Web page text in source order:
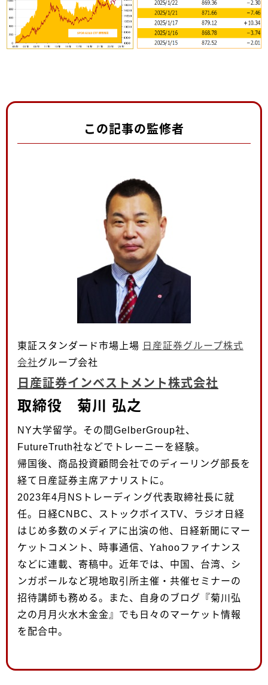
この記事の監修者
東証スタンダード市場上場 日産証券グループ株式
会社グループ会社
日産証券インベストメント株式会社
取締役 菊川 弘之
NY大学留学。その間GelberGroup社、
FutureTruth社などでトレーニーを経験。
帰国後、商品投資顧問会社でのディーリング部長を
経て日産証券主席アナリストに。
2023年4月NSトレーディング代表取締社長に就
任。日経CNBC、ストックボイスTV、ラジオ日経
はじめ多数のメディアに出演の他、日経新聞にマー
ケットコメント、時事通信、Yahooファイナンス
などに連載、寄稿中。近年では、中国、台湾、シ
ンガポールなど現地取引所主催・共催セミナーの
招待講師も務める。また、自身のブログ『菊川弘
之の月月火水木金金』でも日々のマーケット情報
を配合中。